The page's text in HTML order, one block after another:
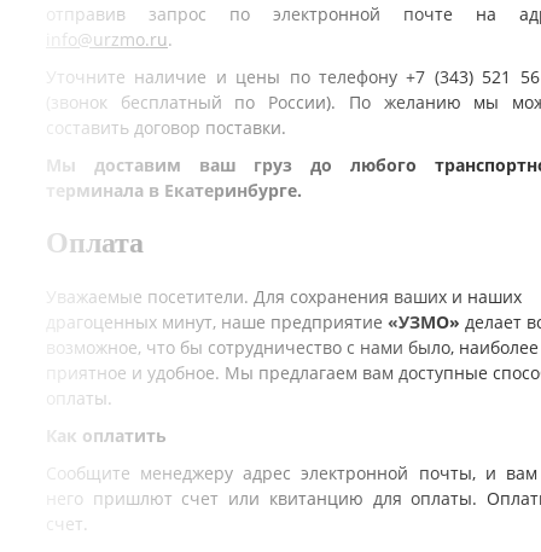
отправив запрос по электронной почте на
info@urzmo.ru.
Уточните наличие и цены по телефону +7 (343) 521
(звонок бесплатный по России). По желанию мы
составить договор поставки.
Мы доставим ваш груз до любого
терминала в Екатеринбурге.
Оплата
Уважаемые посетители. Для сохранения ваших и наших
драгоценных минут, наше предприятие «УЗМО» делает
возможное, что бы сотрудничество с нами было, наиболее
приятное и удобное. Мы предлагаем вам доступные
оплаты.
Как оплатить
Сообщите менеджеру адрес электронной почты, и
него пришлют счет или квитанцию для оплаты.
счет.